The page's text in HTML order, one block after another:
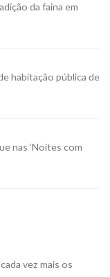
da faina em
habitação pública de
nas ‘Noites com
vez mais os